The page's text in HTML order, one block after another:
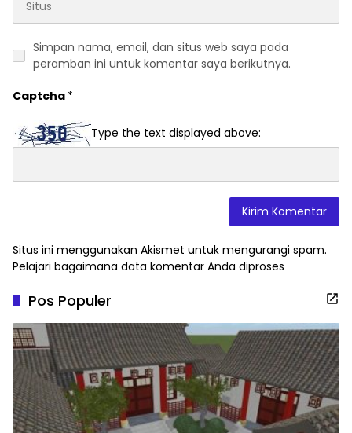
Simpan nama, email, dan situs web saya pada
peramban ini untuk komentar saya berikutnya.
Captcha *
Type the text displayed above:
Situs ini menggunakan Akismet untuk mengurangi spam.
Pelajari bagaimana data komentar Anda diproses
Pos Populer